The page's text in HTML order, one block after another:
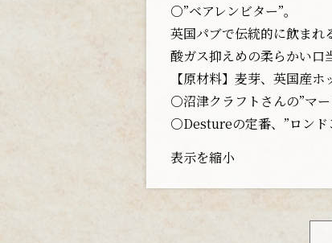
○”ベアレンビター”。
英国パブで伝統的に飲まれ
酸ガス抑えめの柔らかい口
【原材料】麦芽、英国産ホ
○沼津クラフトさんの”マー
○Destureの定番、”ロンド
表示を縮小